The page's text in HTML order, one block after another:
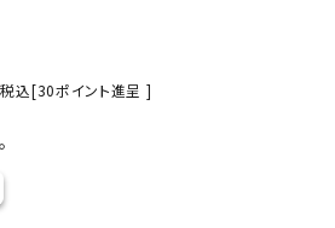
品一覧
税込[30ポイント進呈 ]